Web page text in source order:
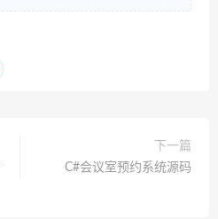
下一篇
C#会议室预约系统源码